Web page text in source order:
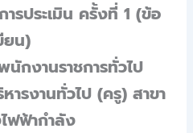
ารประเมิน ครั้งที่ 1 (ข้อ
ยน)
นักงานราชการทั่วไป
รงานทั่วไป (ครู) สาขา
ฟฟ้ากำลัง